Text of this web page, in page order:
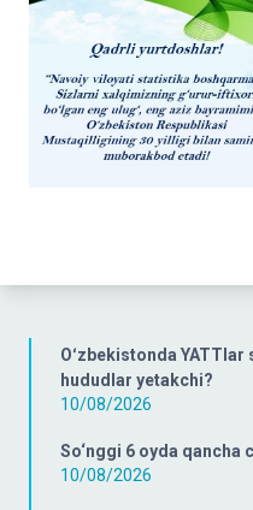
Oʻzbekistonda
hududlar yetakchi?
10/08/2026
So‘nggi 6 oyda qancha
10/08/2026